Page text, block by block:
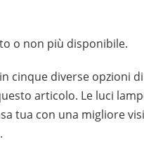
o non più disponibile.
cinque diverse opzioni
articolo. Le luci
tua con una migliore